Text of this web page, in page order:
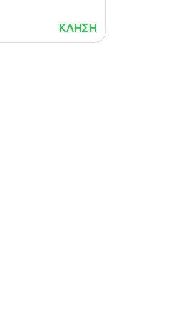
ΚΛΗΣΗ